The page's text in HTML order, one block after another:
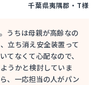
千葉県夷隅郡・T様
うちは母親が高齢なの
立ち消え安全装置って
てなくて心配なので、
うかと検討していま
、一応担当の人がパン